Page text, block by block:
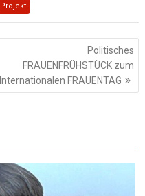
Projekt
Politisches
FRAUENFRÜHSTÜCK zum
Internationalen FRAUENTAG